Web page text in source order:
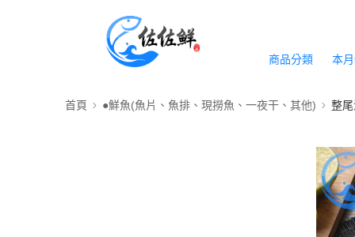
商品分類 本
首頁 ●鮮魚(魚片、魚排、現撈魚、一夜干、其他) 整